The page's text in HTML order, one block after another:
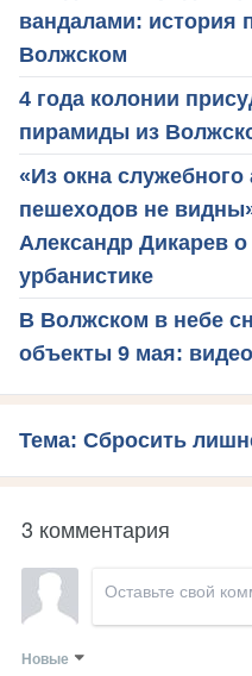
вандалами: история
Волжском
4 года колонии
пирамиды из
«Из окна
пешеходов не
Александр Дикарев
урбанистике
В Волжском в небе
объекты 9 мая: видео
Тема: Сбросить
3 комментария
Новые